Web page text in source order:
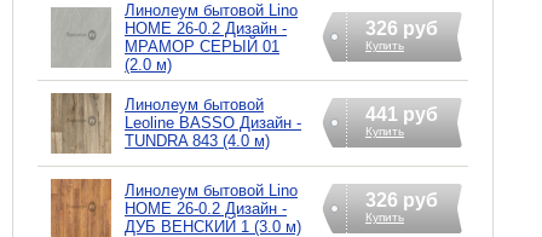
Линолеум бытовой Lino
HOME 26-0.2 Дизайн -
МРАМОР СЕРЫЙ 01
(2.0 м)
326 руб
Купить
Линолеум бытовой
Leoline BASSO Дизайн -
TUNDRA 843 (4.0 м)
441 руб
Купить
Линолеум бытовой Lino
HOME 26-0.2 Дизайн -
ДУБ ВЕНСКИЙ 1 (3.0 м)
326 руб
Купить